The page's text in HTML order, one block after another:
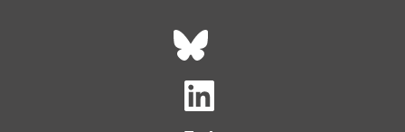
Réseaux sociaux footer